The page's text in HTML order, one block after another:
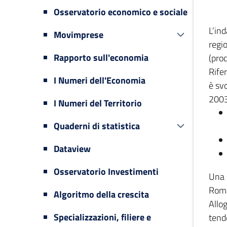
Osservatorio economico e sociale
Movimprese
Rapporto sull'economia
I Numeri dell'Economia
I Numeri del Territorio
Quaderni di statistica
Dataview
Osservatorio Investimenti
Algoritmo della crescita
Specializzazioni, filiere e
è